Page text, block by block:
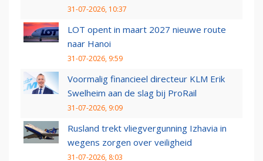
31-07-2026, 10:37
LOT opent in maart 2027 nieuwe route
naar Hanoi
31-07-2026, 9:59
Voormalig financieel directeur KLM Erik
Swelheim aan de slag bij ProRail
31-07-2026, 9:09
Rusland trekt vliegvergunning Izhavia in
wegens zorgen over veiligheid
31-07-2026, 8:03